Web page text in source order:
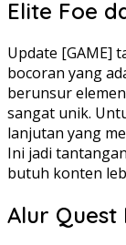
Elite Foe
Update [GAME]
bocoran yang
berunsur
sangat unik.
lanjutan yang
Ini jadi
butuh konten
Alur Quest